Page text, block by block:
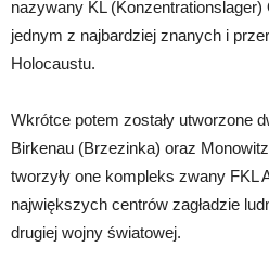
nazywany KL
jednym z najbardziej znanych i
Holocaustu.
Wkrótce potem zostały utworzone
Birkenau (Brzezinka) oraz
tworzyły one kompleks zwany FKL
największych centrów zagładzie
drugiej wojny światowej.